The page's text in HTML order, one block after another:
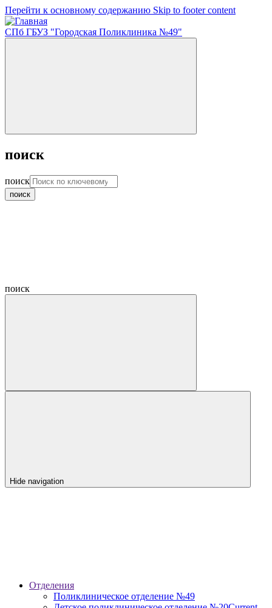
Перейти к основному содержанию Skip to footer content
СПб ГБУЗ "Городская Поликлиника №49"
поиск
поиск
поиск
Hide navigation
Отделения
Поликлиническое отделение №49